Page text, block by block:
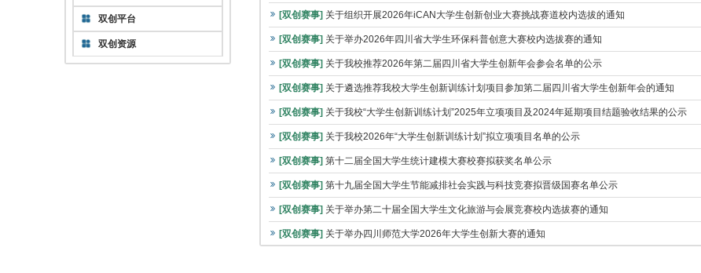
双创平台
双创资源
[双创赛事] 关于组织开展2026年iCAN大学生创新创业大赛挑战赛道校内选拔的通知
[双创赛事] 关于举办2026年四川省大学生环保科普创意大赛校内选拔赛的通知
[双创赛事] 关于我校推荐2026年第二届四川省大学生创新年会参会名单的公示
[双创赛事] 关于遴选推荐我校大学生创新训练计划项目参加第二届四川省大学生创新年会的通知
[双创赛事] 关于我校“大学生创新训练计划”2025年立项项目及2024年延期项目结题验收结果的公示
[双创赛事] 关于我校2026年“大学生创新训练计划”拟立项项目名单的公示
[双创赛事] 第十二届全国大学生统计建模大赛校赛拟获奖名单公示
[双创赛事] 第十九届全国大学生节能减排社会实践与科技竞赛拟晋级国赛名单公示
[双创赛事] 关于举办第二十届全国大学生文化旅游与会展竞赛校内选拔赛的通知
[双创赛事] 关于举办四川师范大学2026年大学生创新大赛的通知